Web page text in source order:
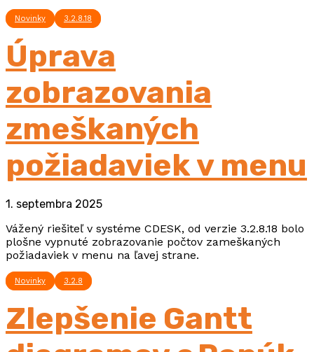
Novinky 3.2.8.18
Úprava
zobrazovania
zmeškaných
požiadaviek v menu
1. septembra 2025
Vážený riešiteľ v systéme CDESK, od verzie 3.2.8.18 bolo
plošne vypnuté zobrazovanie počtov zameškaných
požiadaviek v menu na ľavej strane.
Novinky 3.2.8
Zlepšenie Gantt